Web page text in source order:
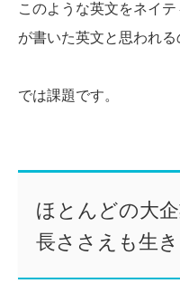
このような英文をネイ
が書いた英文と思われる
では課題です。
ほとんどの大
長ささえも生き